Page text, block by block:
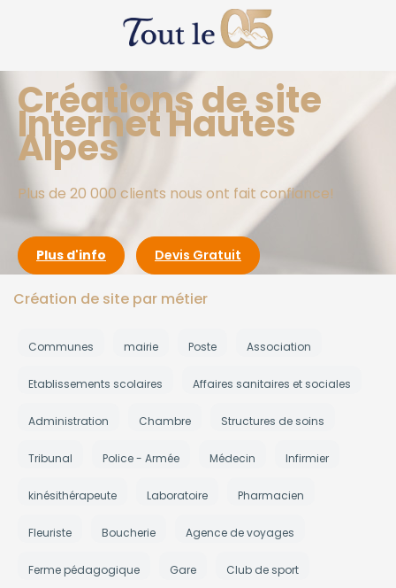
Créations de site
Internet Hautes
Alpes
Plus de 20 000 clients nous ont fait confiance!
Plus d'info Devis Gratuit
Création de site par métier
Communes mairie Poste Association
Etablissements scolaires Affaires sanitaires et sociales
Administration Chambre Structures de soins
Tribunal Police - Armée Médecin Infirmier
kinésithérapeute Laboratoire Pharmacien
Fleuriste Boucherie Agence de voyages
Ferme pédagogique Gare Club de sport